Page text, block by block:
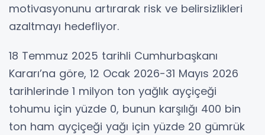
motivasyonunu artırarak risk ve belirsizlikleri
azaltmayı hedefliyor.
18 Temmuz 2025 tarihli Cumhurbaşkanı
Kararı’na göre, 12 Ocak 2026-31 Mayıs 2026
tarihlerinde 1 milyon ton yağlık ayçiçeği
tohumu için yüzde 0, bunun karşılığı 400 bin
ton ham ayçiçeği yağı için yüzde 20 gümrük